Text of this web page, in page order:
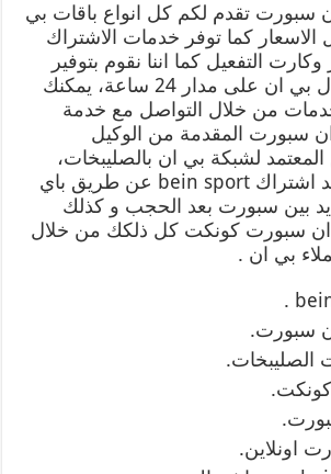
سبورت تقدم لكم كل انواع باقات بي
كما توفر خدمات الاشتراك
التفعيل كما اننا نقوم بتوفير
فنيين صيانة اعطال بي ان على مدار 24 ساعة، يمكنك
من خلال التواصل مع خدمة
سبورت المقدمة من الوكيل
لشبكة بي ان بالصليبخات،
يمكنك كذلك تجديد اشتراك bein sport عن طريق باي
بين سبورت بعد الحجب و كذلك
ان سبورت كونكت كل ذلكك من خلال
بي ان .
سبورت.
الصليبخات.